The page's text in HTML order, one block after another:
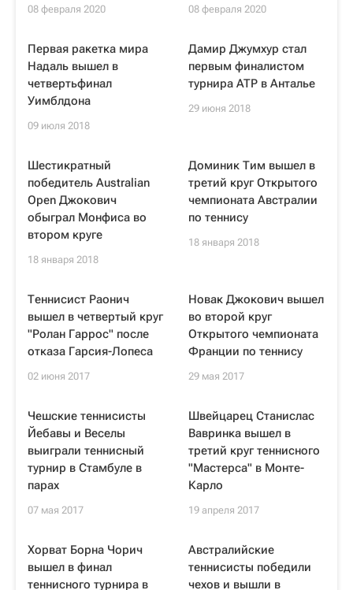
08 февраля 2020 08 февраля 2020
Первая ракетка мира
Надаль вышел в
четвертьфинал
Уимблдона
09 июля 2018
Дамир Джумхур стал
первым финалистом
турнира ATP в Анталье
29 июня 2018
Шестикратный
победитель Australian
Open Джокович
обыграл Монфиса во
втором круге
18 января 2018
Доминик Тим вышел в
третий круг Открытого
чемпионата Австралии
по теннису
18 января 2018
Теннисист Раонич
вышел в четвертый круг
"Ролан Гаррос" после
отказа Гарсия-Лопеса
02 июня 2017
Новак Джокович вышел
во второй круг
Открытого чемпионата
Франции по теннису
29 мая 2017
Чешские теннисисты
Йебавы и Веселы
выиграли теннисный
турнир в Стамбуле в
парах
07 мая 2017
Швейцарец Станислас
Вавринка вышел в
третий круг теннисного
"Мастерса" в Монте-
Карло
19 апреля 2017
Хорват Борна Чорич
вышел в финал
теннисного турнира в
Австралийские
теннисисты победили
чехов и вышли в